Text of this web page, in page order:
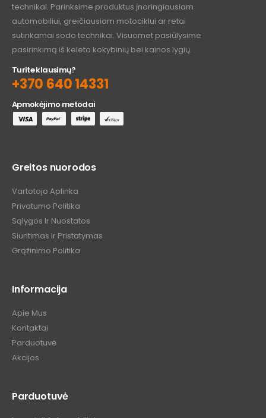
technikai. Parinksime produktus įnoringiausiam
automobiliui, greičiausiam motociklui ar retai
sutinkamai sodo technikai. Visuomet pasiūlysime
pasirinkimą iš keleto kokybinių bei kainos lygių.
Turite klausimų?
+370 640 14331
Apmokėjimo metodai
Greitos nuorodos
Vartotojo Aplinka
Privatumo Politika
Sąlygos Ir Nuostatos
Siuntimas Ir Pristatymas
Grąžinimo Politika
Informacija
Apie Mus
Kontaktai
Parduotuvė
Akcijos
Parduotuvė